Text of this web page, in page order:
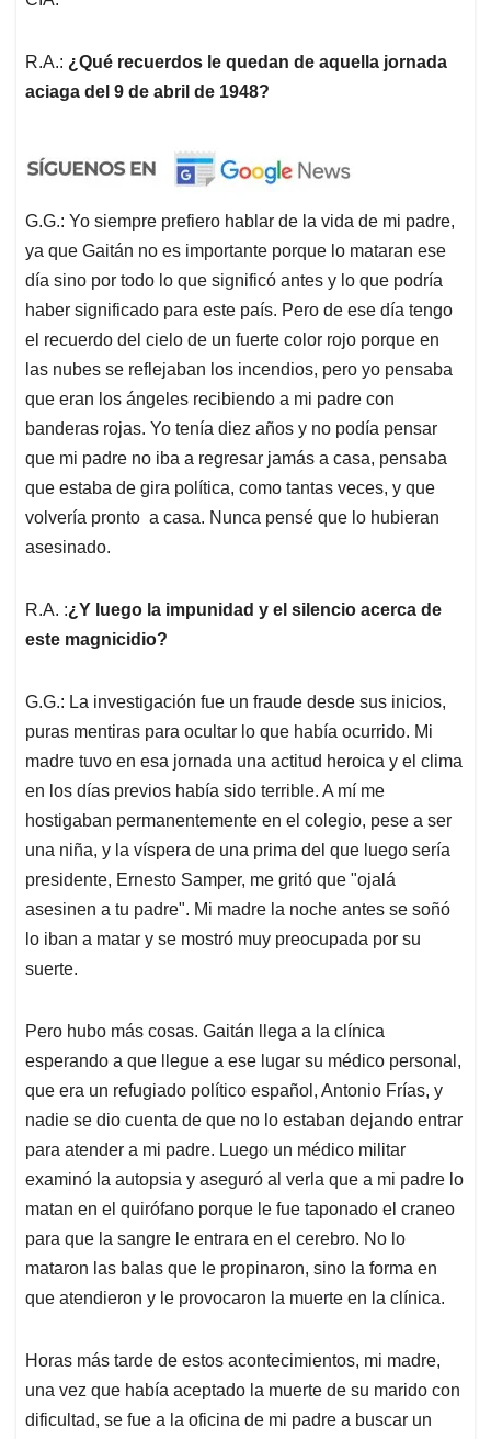
R.A.: ¿Qué recuerdos le quedan de aquella jornada
aciaga del 9 de abril de 1948?
G.G.: Yo siempre prefiero hablar de la vida de mi padre,
ya que Gaitán no es importante porque lo mataran ese
día sino por todo lo que significó antes y lo que podría
haber significado para este país. Pero de ese día tengo
el recuerdo del cielo de un fuerte color rojo porque en
las nubes se reflejaban los incendios, pero yo pensaba
que eran los ángeles recibiendo a mi padre con
banderas rojas. Yo tenía diez años y no podía pensar
que mi padre no iba a regresar jamás a casa, pensaba
que estaba de gira política, como tantas veces, y que
volvería pronto a casa. Nunca pensé que lo hubieran
asesinado.
R.A. :¿Y luego la impunidad y el silencio acerca de
este magnicidio?
G.G.: La investigación fue un fraude desde sus inicios,
puras mentiras para ocultar lo que había ocurrido. Mi
madre tuvo en esa jornada una actitud heroica y el clima
en los días previos había sido terrible. A mí me
hostigaban permanentemente en el colegio, pese a ser
una niña, y la víspera de una prima del que luego sería
presidente, Ernesto Samper, me gritó que "ojalá
asesinen a tu padre". Mi madre la noche antes se soñó
lo iban a matar y se mostró muy preocupada por su
suerte.
Pero hubo más cosas. Gaitán llega a la clínica
esperando a que llegue a ese lugar su médico personal,
que era un refugiado político español, Antonio Frías, y
nadie se dio cuenta de que no lo estaban dejando entrar
para atender a mi padre. Luego un médico militar
examinó la autopsia y aseguró al verla que a mi padre lo
matan en el quirófano porque le fue taponado el craneo
para que la sangre le entrara en el cerebro. No lo
mataron las balas que le propinaron, sino la forma en
que atendieron y le provocaron la muerte en la clínica.
Horas más tarde de estos acontecimientos, mi madre,
una vez que había aceptado la muerte de su marido con
dificultad, se fue a la oficina de mi padre a buscar un